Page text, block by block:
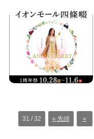
31 / 32 « 先頭 «